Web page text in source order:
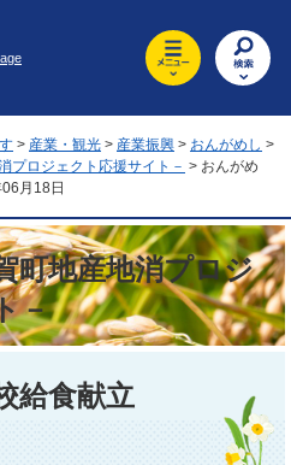
> 産業・観光 > 産業振興 > おんがめし >
プロジェクト応援サイト－ > おんがめ
月18日
町地産地消プロジ
－
給食献立